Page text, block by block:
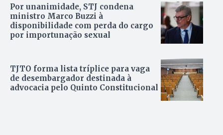
Por unanimidade, STJ condena
ministro Marco Buzzi à
disponibilidade com perda do cargo
por importunação sexual
TJTO forma lista tríplice para vaga
de desembargador destinada à
advocacia pelo Quinto Constitucional